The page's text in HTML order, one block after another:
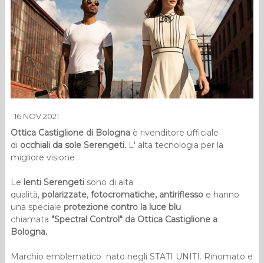
16 NOV 2021
Ottica Castiglione di Bolognaè rivenditore ufficiale
di occhiali da sole Serengeti. L' alta tecnologia per la
migliore visione .
Le lenti Serengetisono di alta
qualità, polarizzate, fotocromatiche, antiriflessoe hanno
una speciale protezione contro la luce blu
chiamata "Spectral Control" da Ottica Castiglione a
Bologna.
Marchio emblematico nato negli STATI UNITI. Rinomato e